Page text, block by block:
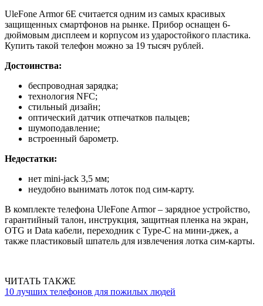
UleFone Armor 6E считается одним из самых красивых
защищенных смартфонов на рынке. Прибор оснащен 6-
дюймовым дисплеем и корпусом из ударостойкого пластика.
Купить такой телефон можно за 19 тысяч рублей.
Достоинства:
беспроводная зарядка;
технология NFC;
стильный дизайн;
оптический датчик отпечатков пальцев;
шумоподавление;
встроенный барометр.
Недостатки:
нет mini-jack 3,5 мм;
неудобно вынимать лоток под сим-карту.
В комплекте телефона UleFone Armor – зарядное устройство,
гарантийный талон, инструкция, защитная пленка на экран,
OTG и Data кабели, переходник с Type-C на мини-джек, а
также пластиковый шпатель для извлечения лотка сим-карты.
ЧИТАТЬ ТАКЖЕ
10 лучших телефонов для пожилых людей